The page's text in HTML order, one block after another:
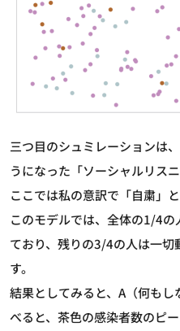
三つ目のシュミレーションは
うになった「ソーシャルリス
ここでは私の意訳で「自粛」
このモデルでは、全体の1/4
ており、残りの3/4の人は一切
す。
結果としてみると、A（何も
べると、茶色の感染者数のピ